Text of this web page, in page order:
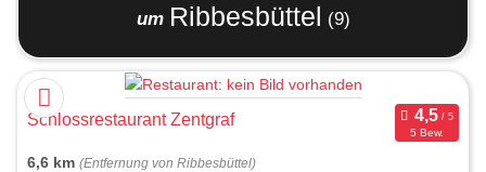
um Ribbesbüttel (9)
Schlossrestaurant Zentgraf
5 Bew.
6,6 km (Entfernung von Ribbesbüttel)